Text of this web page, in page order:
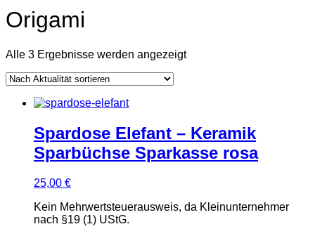
Origami
Alle 3 Ergebnisse werden angezeigtNach
Spardose Elefant – Keramik
Sparbüchse Sparkasse rosa
25,00 €
Kein Mehrwertsteuerausweis, da Kleinunternehmer
nach §19 (1) UStG.